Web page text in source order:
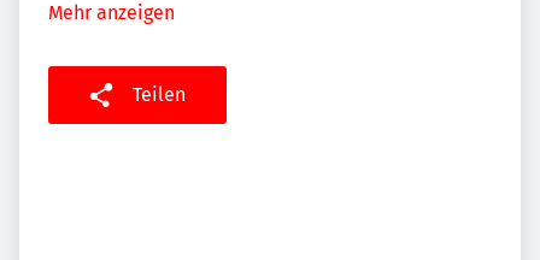
Mehr anzeigen
Teilen